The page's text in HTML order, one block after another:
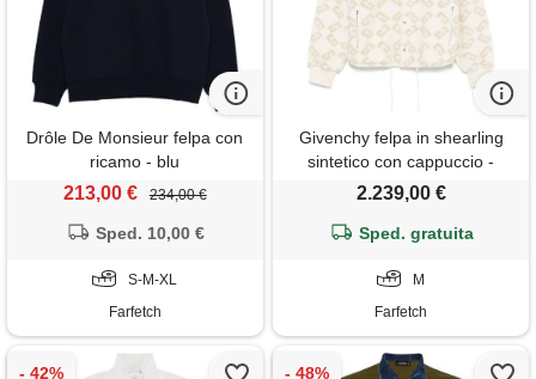
Drôle De Monsieur felpa con
ricamo - blu
213,00 € 234,00 €
Sped. 10,00 €
S-M-XL
Farfetch
Givenchy felpa in shearling
sintetico con cappuccio -
bianco
2.239,00 €
Sped. gratuita
M
Farfetch